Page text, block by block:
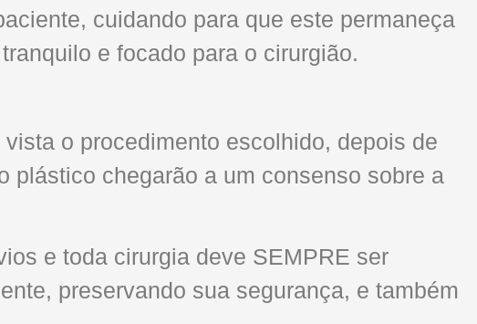
cuidando para que este permaneça
e focado para o cirurgião.
o procedimento escolhido, depois de
plástico chegarão a um consenso sobre a
e toda cirurgia deve SEMPRE ser
preservando sua segurança, e também